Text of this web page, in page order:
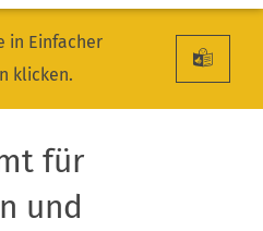
in Einfacher
klicken.
für
und